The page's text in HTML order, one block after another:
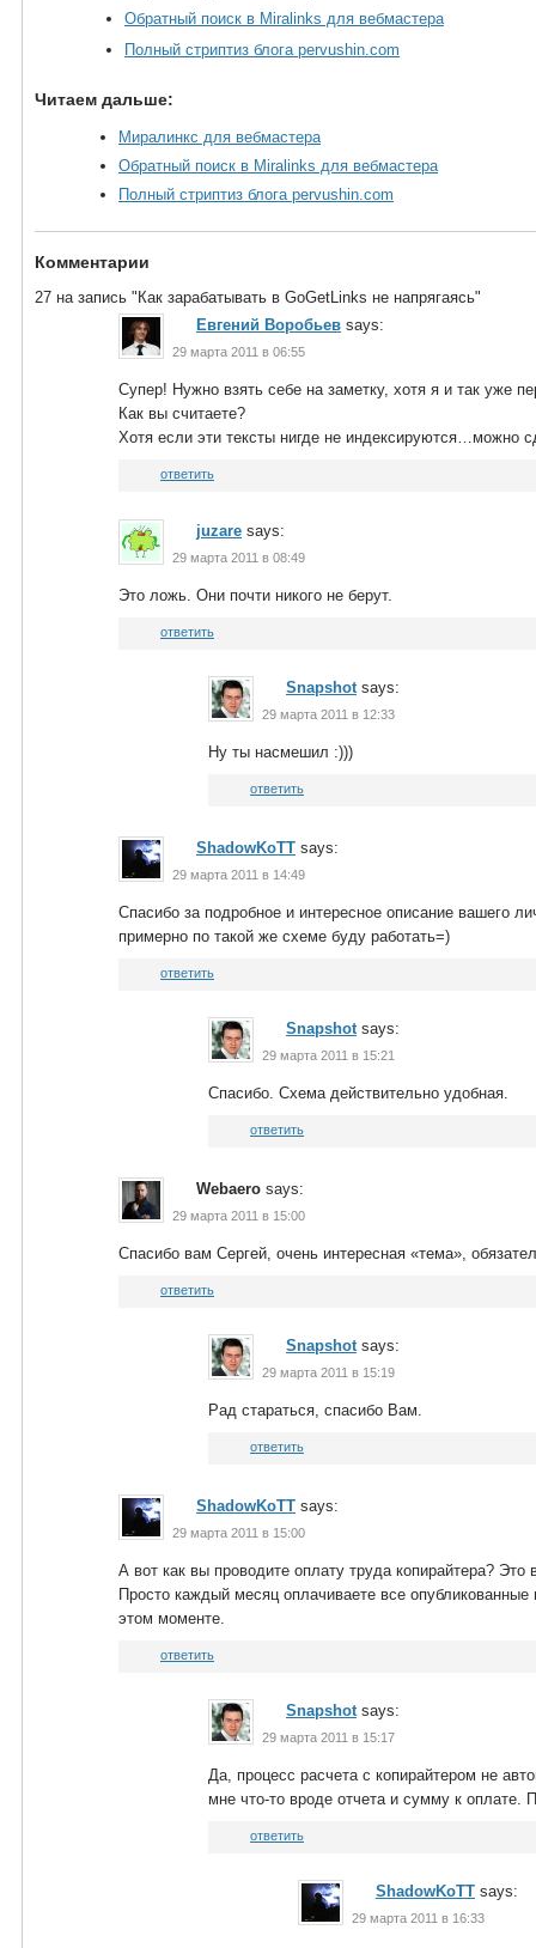
Обратный поиск в Miralinks для вебмастера
Полный стриптиз блога pervushin.com
Читаем дальше:
Миралинкс для вебмастера
Обратный поиск в Miralinks для вебмастера
Полный стриптиз блога pervushin.com
Комментарии
27 на запись "Как зарабатывать в GoGetLinks не напрягаясь"
Евгений Воробьев says:
29 марта 2011 в 06:55
Супер! Нужно взять себе на заметку, хотя я и так уже
Как вы считаете?
Хотя если эти тексты нигде не индексируются…можно
ответить
juzare says:
29 марта 2011 в 08:49
Это ложь. Они почти никого не берут.
ответить
Snapshot says:
29 марта 2011 в 12:33
Ну ты насмешил :)))
ответить
ShadowKoTT says:
29 марта 2011 в 14:49
Спасибо за подробное и интересное описание вашего
примерно по такой же схеме буду работать=)
ответить
Snapshot says:
29 марта 2011 в 15:21
Спасибо. Схема действительно удобная.
ответить
Webaero says:
29 марта 2011 в 15:00
Спасибо вам Сергей, очень интересная «тема»,
ответить
Snapshot says:
29 марта 2011 в 15:19
Рад стараться, спасибо Вам.
ответить
ShadowKoTT says:
29 марта 2011 в 15:00
А вот как вы проводите оплату труда копирайтера?
Просто каждый месяц оплачиваете все
этом моменте.
ответить
Snapshot says:
29 марта 2011 в 15:17
Да, процесс расчета с копирайтером не
мне что-то вроде отчета и сумму к оплате.
ответить
ShadowKoTT says:
29 марта 2011 в 16:33